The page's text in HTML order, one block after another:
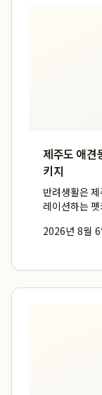
제주도 애견
키지
반려생활은
레이션하는
벽을 낮춥니다
2026년 8월 6